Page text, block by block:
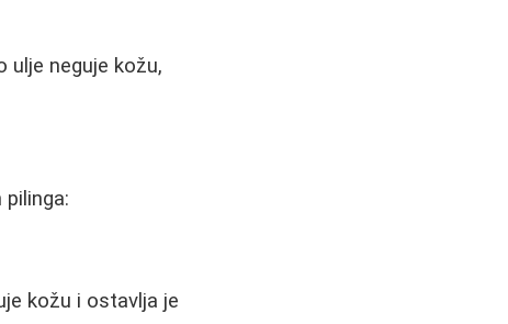
ulje neguje kožu,
kožu i ostavlja je